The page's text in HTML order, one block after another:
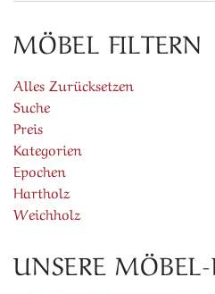
MÖBEL FILTERN
Alles Zurücksetzen
Suche
Preis
Kategorien
Epochen
Hartholz
Weichholz
UNSERE